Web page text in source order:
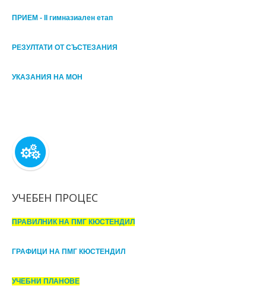
ПРИЕМ - II гимназиален етап
РЕЗУЛТАТИ ОТ СЪСТЕЗАНИЯ
УКАЗАНИЯ НА МОН
УЧЕБЕН ПРОЦЕС
ПРАВИЛНИК НА ПМГ КЮСТЕНДИЛ
ГРАФИЦИ НА ПМГ КЮСТЕНДИЛ
УЧЕБНИ ПЛАНОВЕ